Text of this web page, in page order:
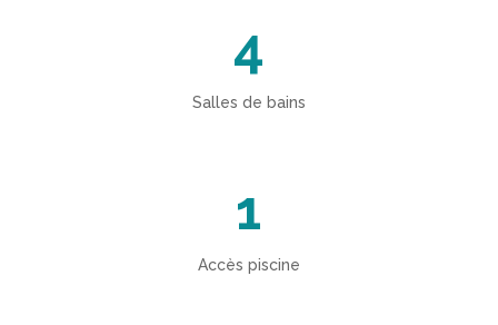
4
Salles de bains
1
Accès piscine